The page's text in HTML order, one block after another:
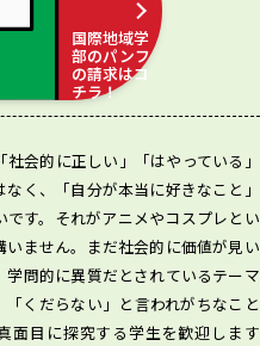
国際地域学
部のパンフ
の請求はコ
チラ！
会的に正しい」「はやっている」
なく、「自分が本当に好きなこと」
です。それがアニメやコスプレとい
いません。まだ社会的に価値が見い
学問的に異質だとされているテーマ
「くだらない」と言われがちなこと
面目に探究する学生を歓迎します